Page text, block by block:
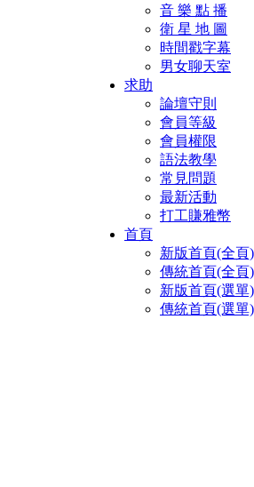
音 樂 點 播
衛 星 地 圖
時間戳字幕
男女聊天室
求助
論壇守則
會員等級
會員權限
語法教學
常見問題
最新活動
打工賺雅幣
首頁
新版首頁(全頁)
傳統首頁(全頁)
新版首頁(選單)
傳統首頁(選單)